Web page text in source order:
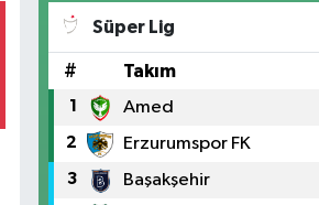
Süper Lig
# Takım
1 Amed
2 Erzurumspor FK
3 Başakşehir